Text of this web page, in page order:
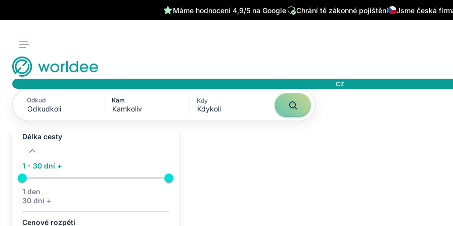
Máme hodnocení 4,9/5 na Google Chrání tě zákonné pojištění Jsme česká
CZ
Odkud Kam Kdy
Kdykoli
Aktivní filtry (0)
Žádné aktivní filtry
Délka cesty
1 - 30 dní +
1 den
30 dní +
Cenové rozpětí